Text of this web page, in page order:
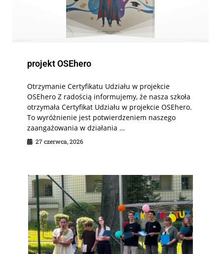
projekt OSEhero
Otrzymanie Certyfikatu Udziału w projekcie
OSEhero Z radością informujemy, że nasza szkoła
otrzymała Certyfikat Udziału w projekcie OSEhero.
To wyróżnienie jest potwierdzeniem naszego
zaangażowania w działania …
27 czerwca, 2026